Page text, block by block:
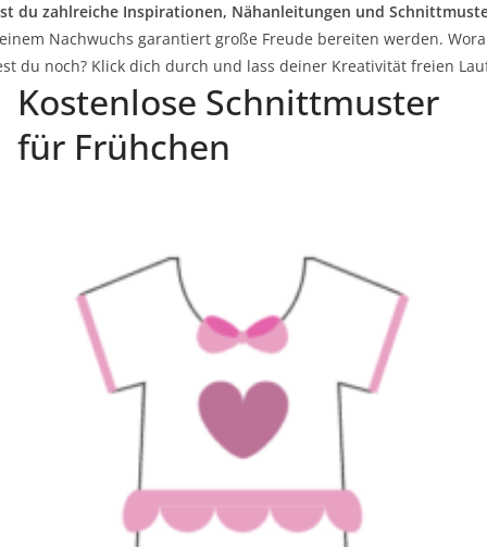
du zahlreiche Inspirationen, Nähanleitungen und
Nachwuchs garantiert große Freude bereiten werden.
du noch? Klick dich durch und lass deiner Kreativität freien
Kostenlose Schnittmuster
für Frühchen